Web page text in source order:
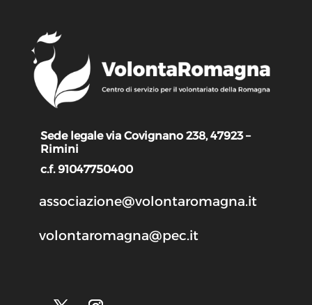
Sede legale via Covignano 238, 47923 –
Rimini
c.f. 91047750400
associazione@volontaromagna.it
volontaromagna@pec.it